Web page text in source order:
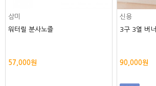
삼미
워터릴 분사노즐
57,000원
신용
3구 3열 버너
90,000원